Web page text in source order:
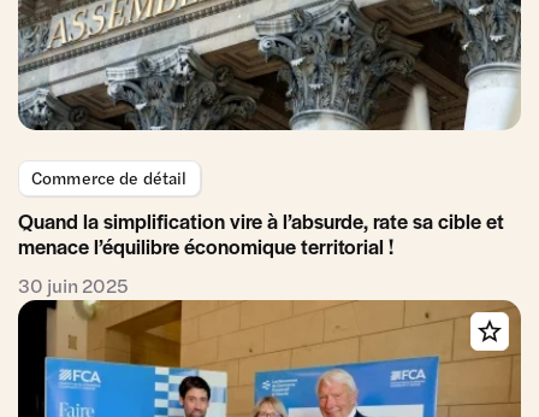
Commerce de détail
Quand la simplification vire à l’absurde, rate sa cible et
menace l’équilibre économique territorial !
30 juin 2025